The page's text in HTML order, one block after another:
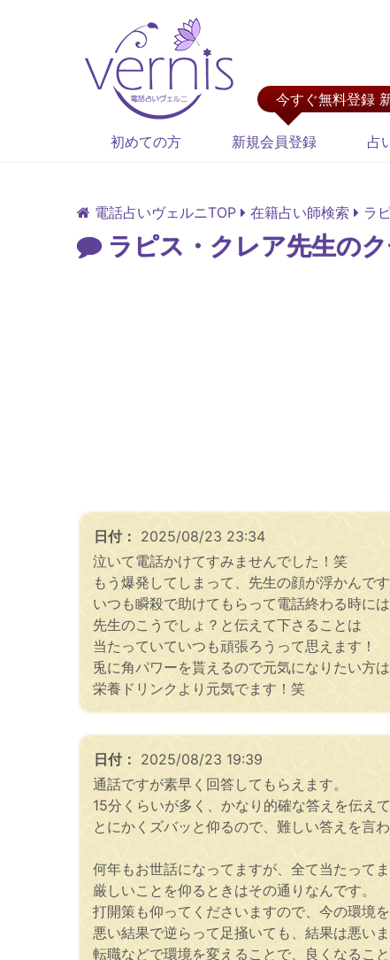
今すぐ無料登録
初めての方 新規会員登録 占
電話占いヴェルニTOP 在籍占い師検索 ラ
ラピス・クレア先生の
日付： 2025/08/23 23:34
泣いて電話かけてすみませんでした！笑
もう爆発してしまって、先生の顔が浮かんで
いつも瞬殺で助けてもらって電話終わる時に
先生のこうでしょ？と伝えて下さることは
当たっていていつも頑張ろうって思えます！
兎に角パワーを貰えるので元気になりたい方
栄養ドリンクより元気でます！笑
日付： 2025/08/23 19:39
通話ですが素早く回答してもらえます。
15分くらいが多く、かなり的確な答えを伝えて
とにかくズバッと仰るので、難しい答えを言
何年もお世話になってますが、全て当たってま
厳しいことを仰るときはその通りなんです。
打開策も仰ってくださいますので、今の環境
悪い結果で逆らって足掻いても、結果は悪いま
転職などで環境を変えることで、良くなること